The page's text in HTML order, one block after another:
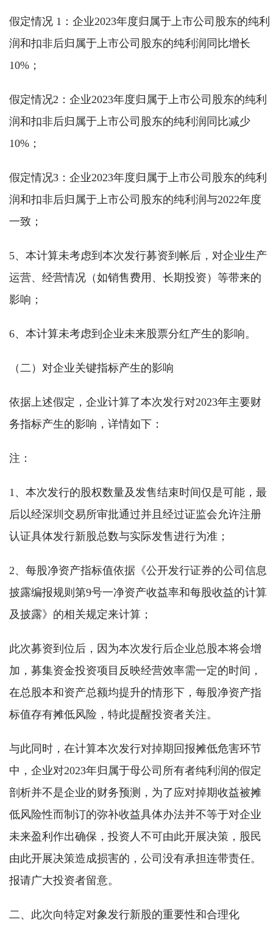
假定情况 1：企业2023年度归属于上市公司股东的纯利
润和扣非后归属于上市公司股东的纯利润同比增长
10%；
假定情况2：企业2023年度归属于上市公司股东的纯利
润和扣非后归属于上市公司股东的纯利润同比减少
10%；
假定情况3：企业2023年度归属于上市公司股东的纯利
润和扣非后归属于上市公司股东的纯利润与2022年度
一致；
5、本计算未考虑到本次发行募资到帐后，对企业生产
运营、经营情况（如销售费用、长期投资）等带来的
影响；
6、本计算未考虑到企业未来股票分红产生的影响。
（二）对企业关键指标产生的影响
依据上述假定，企业计算了本次发行对2023年主要财
务指标产生的影响，详情如下：
注：
1、本次发行的股权数量及发售结束时间仅是可能，最
后以经深圳交易所审批通过并且经过证监会允许注册
认证具体发行新股总数与实际发售进行为准；
2、每股净资产指标值依据《公开发行证券的公司信息
披露编报规则第9号一净资产收益率和每股收益的计算
及披露》的相关规定来计算；
此次募资到位后，因为本次发行后企业总股本将会增
加，募集资金投资项目反映经营效率需一定的时间，
在总股本和资产总额均提升的情形下，每股净资产指
标值存有摊低风险，特此提醒投资者关注。
与此同时，在计算本次发行对掉期回报摊低危害环节
中，企业对2023年归属于母公司所有者纯利润的假定
剖析并不是企业的财务预测，为了应对掉期收益被摊
低风险性而制订的弥补收益具体办法并不等于对企业
未来盈利作出确保，投资人不可由此开展决策，股民
由此开展决策造成损害的，公司没有承担连带责任。
报请广大投资者留意。
二、此次向特定对象发行新股的重要性和合理化